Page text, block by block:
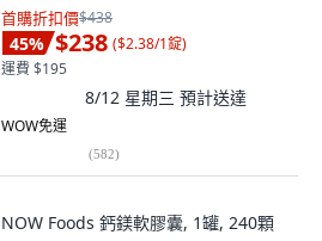
首購折扣價$438
45% $238 ($2.38/1錠)
運費 $195
8/12 星期三 預計送達
WOW免運
(582)
NOW Foods 鈣鎂軟膠囊, 1罐, 240顆